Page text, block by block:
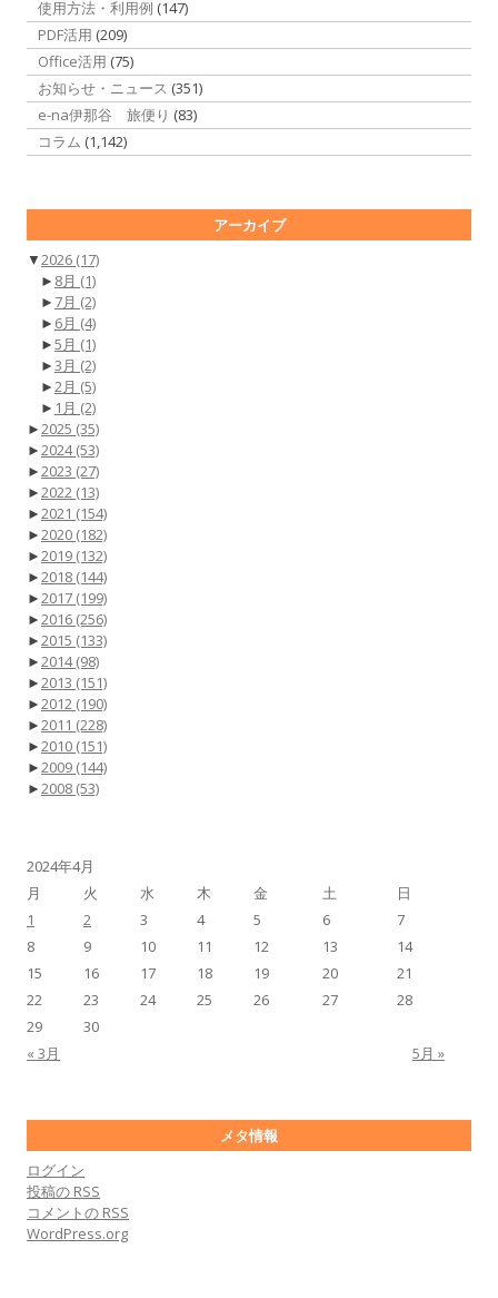
使用方法・利用例 (147)
PDF活用 (209)
Office活用 (75)
お知らせ・ニュース (351)
e-na伊那谷 旅便り (83)
コラム (1,142)
アーカイブ
▼2026 (17)
► 8月 (1)
► 7月 (2)
► 6月 (4)
►5月 (1)
►3月 (2)
►2月 (5)
► 1月 (2)
►2025 (35)
►2024(53)
►2023 (27)
►2022 (13)
►2021 (154)
►2020 (182)
►2019 (132)
►2018 (144)
►2017 (199)
►2016 (256)
►2015 (133)
►2014(98)
►2013 (151)
►2012 (190)
►2011 (228)
►2010 (151)
►2009 (144)
►2008 (53)
2024年4月
月
火 水 木 金 土 日
« 3月 5月 »
1 2 3 4 5 6
7
8
9 10 11 12 13
14
15
16 17 18 19 20
21
22
23 24 25 26 27
28
29
30
メタ情報
ログイン
投稿の RSS
コメントの RSS
WordPress.org